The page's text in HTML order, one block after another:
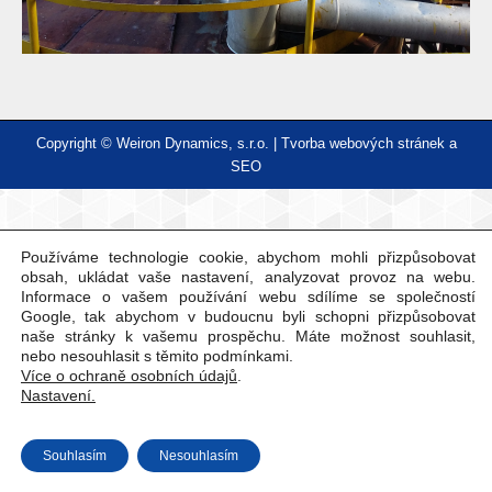
Copyright © Weiron Dynamics, s.r.o. | Tvorba webových stráneka
SEO
Používáme technologie cookie, abychom mohli přizpůsobovat
obsah, ukládat vaše nastavení, analyzovat provoz na webu.
Informace o vašem používání webu sdílíme se společností
Google, tak abychom v budoucnu byli schopni přizpůsobovat
naše stránky k vašemu prospěchu. Máte možnost souhlasit,
nebo nesouhlasit s těmito podmínkami.
Více o ochraně osobních údajů
Nastavení.
Souhlasím Nesouhlasím